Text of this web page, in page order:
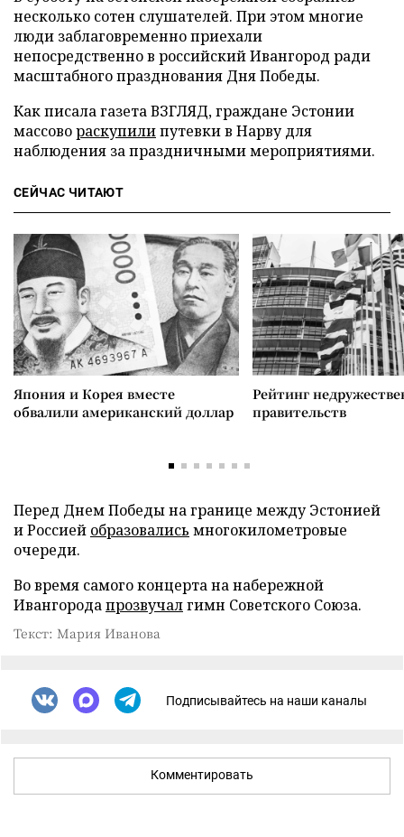
несколько сотен слушателей. При этом многие
люди заблаговременно приехали
непосредственно в российский Ивангород ради
масштабного празднования Дня Победы.
Как писала газета ВЗГЛЯД, граждане Эстонии
массовораскупилипутевки в Нарву для
наблюдения за праздничными мероприятиями.
СЕЙЧАС ЧИТАЮТ
Япония и Корея вместе
обвалили американский доллар
Рейтинг
правительств
Перед Днем Победы на границе между Эстонией
и Россией образовались многокилометровые
очереди.
Во время самого концерта на набережной
Ивангородапрозвучалгимн Советского Союза.
Текст: Мария Иванова
Подписывайтесь на наши каналы
Комментировать